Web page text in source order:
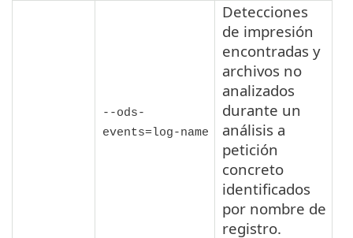
--ods-
events=log-name
Detecciones
de impresión
encontradas y
archivos no
analizados
durante un
análisis a
petición
concreto
identificados
por nombre de
registro.